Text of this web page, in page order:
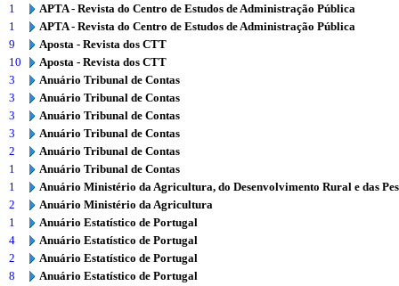
1
APTA - Revista do Centro de Estudos de Administração Pública
1
APTA - Revista do Centro de Estudos de Administração Pública
9
Aposta - Revista dos CTT
10
Aposta - Revista dos CTT
3
Anuário Tribunal de Contas
3
Anuário Tribunal de Contas
3
Anuário Tribunal de Contas
3
Anuário Tribunal de Contas
2
Anuário Tribunal de Contas
1
Anuário Tribunal de Contas
1
Anuário Ministério da Agricultura, do Desenvolvimento Rural e das
2
Anuário Ministério da Agricultura
1
Anuário Estatístico de Portugal
4
Anuário Estatístico de Portugal
2
Anuário Estatístico de Portugal
8
Anuário Estatístico de Portugal